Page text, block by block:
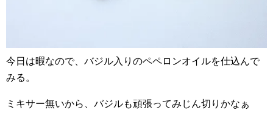
今日は暇なので、バジル入りのペペロンオイルを仕込んで
みる。
ミキサー無いから、バジルも頑張ってみじん切りかなぁ